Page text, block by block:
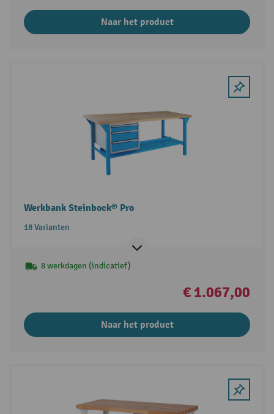
Naar het product
Werkbank Steinbock® Pro
18 Varianten
8 werkdagen (indicatief)
€ 1.067,00
Naar het product